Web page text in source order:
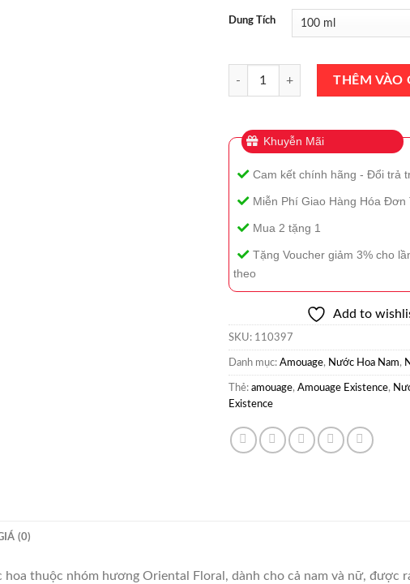
Dung Tích
Nước Hoa Amouage Existence
THÊM VÀO
Khuyễn Mãi
Cam kết chính hãng - Đổi trả
Miễn Phí Giao Hàng Hóa Đơn
Mua 2 tặng 1
Tặng Voucher giảm 3% cho
theo
Add to
SKU: 110397
Danh mục: Amouage, Nước Hoa Nam,
Thẻ: amouage, Amouage Existence,
Existence
(0)
thuộc nhóm hương Oriental Floral, dành cho cả nam và nữ, được